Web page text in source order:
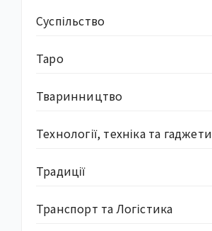
Суcпільство
Таро
Тваринництво
Технології, техніка та гаджети
Традиції
Транспорт та Логістика